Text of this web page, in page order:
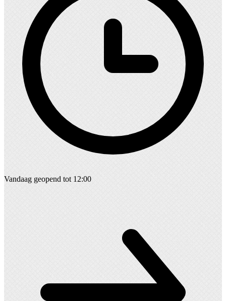
Vandaag geopend tot 12:00